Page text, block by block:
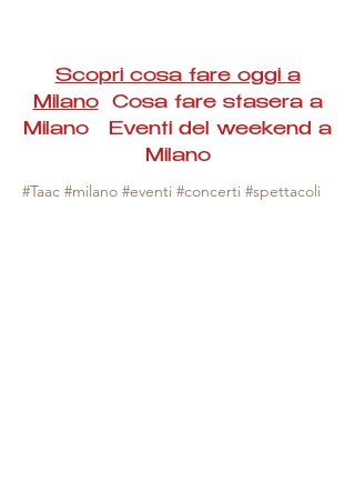
Scopri cosa fare oggi a
MilanoCosa fare stasera a
Milano Eventi del weekend a
Milano
#Taac #milano #eventi #concerti #spettacoli